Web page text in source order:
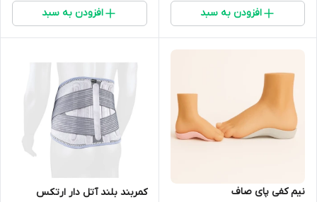
افزودن به سبد افزودن به سبد
نیم کفی پای صاف کمربند بلند آتل دار ارتکس